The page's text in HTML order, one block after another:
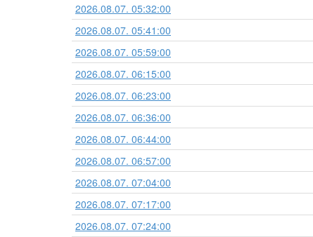
2026.08.07. 05:32:00
2026.08.07. 05:41:00
2026.08.07. 05:59:00
2026.08.07. 06:15:00
2026.08.07. 06:23:00
2026.08.07. 06:36:00
2026.08.07. 06:44:00
2026.08.07. 06:57:00
2026.08.07. 07:04:00
2026.08.07. 07:17:00
2026.08.07. 07:24:00